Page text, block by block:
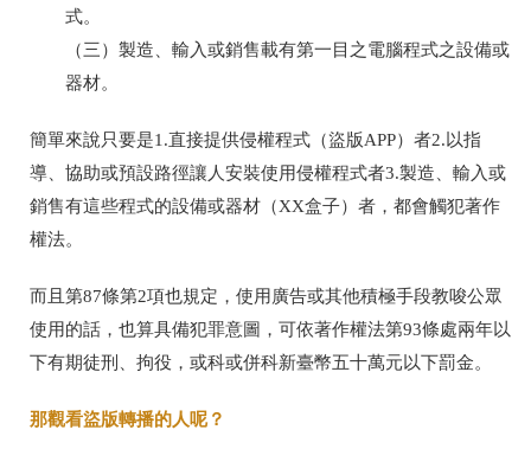
式。
（三）製造、輸入或銷售載有第一目之電腦程式之設備或
器材。
簡單來說只要是1.直接提供侵權程式（盜版APP）者2.以指
導、協助或預設路徑讓人安裝使用侵權程式者3.製造、輸入或
銷售有這些程式的設備或器材（XX盒子）者，都會觸犯著作
權法。
而且第87條第2項也規定，使用廣告或其他積極手段教唆公眾
使用的話，也算具備犯罪意圖，可依著作權法第93條處兩年以
下有期徒刑
、拘役，或科或併科新臺幣五十萬元以下罰金。
那觀看盜版轉播的人呢？